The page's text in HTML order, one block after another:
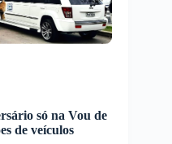
só na Vou de
de veículos